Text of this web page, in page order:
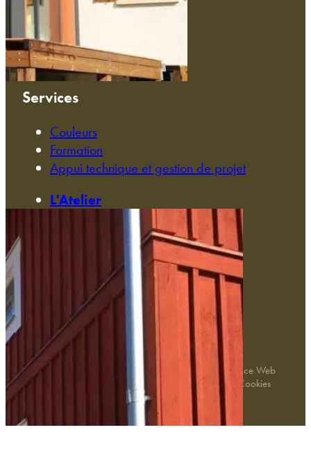
Nos types de produits
Services
Couleurs
Formation
Appui technique et gestion de projet
L'Atelier
106, avenue Pasteur 49100 Angers
02 41 86 59 42
contact@comtess.fr
Tous droits réservés. © 2024 Comtess | Création Agence Web
Enjin à Cholet | Mentions légales | Confidentialité | Cookies